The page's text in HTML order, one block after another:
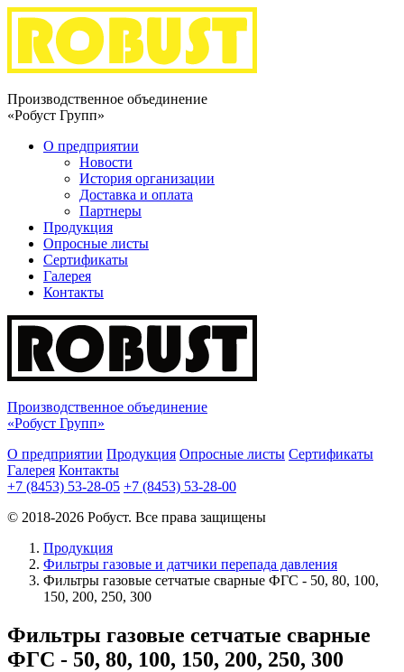
Производственное объединение
«Робуст Групп»
О предприятии
Новости
История организации
Доставка и оплата
Партнеры
Продукция
Опросные листы
Сертификаты
Галерея
Контакты
Производственное объединение
«Робуст Групп»
О предприятии Продукция Опросные листы Сертификаты
Галерея Контакты
+7 (8453) 53-28-05 +7 (8453) 53-28-00
© 2018-2026 Робуст. Все права защищены
Продукция
Фильтры газовые и датчики перепада давления
Фильтры газовые сетчатые сварные ФГС - 50, 80, 100,
150, 200, 250, 300
Фильтры газовые сетчатые сварные
ФГС - 50, 80, 100, 150, 200, 250, 300